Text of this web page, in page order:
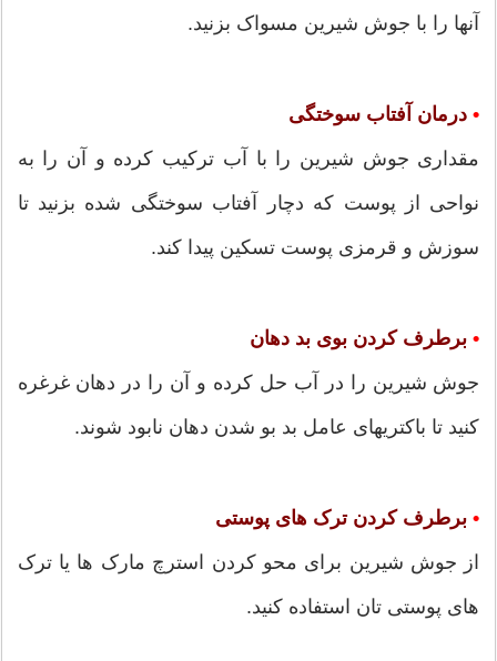
آنها را با جوش شیرین مسواک بزنید.
• درمان آفتاب سوختگی
مقداری جوش شیرین را با آب ترکیب کرده و آن را به
نواحی از پوست که دچار آفتاب سوختگی شده بزنید تا
سوزش و قرمزی پوست تسکین پیدا کند.
• برطرف کردن بوی بد دهان
جوش شیرین را در آب حل کرده و آن را در دهان غرغره
کنید تا باکتریهای عامل بد بو شدن دهان نابود شوند.
• برطرف کردن ترک های پوستی
از جوش شیرین برای محو کردن استرچ مارک ها یا ترک
های پوستی تان استفاده کنید.